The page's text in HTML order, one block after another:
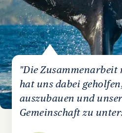
"Die
hat uns dabei
auszubauen und
Gemeinschaft zu